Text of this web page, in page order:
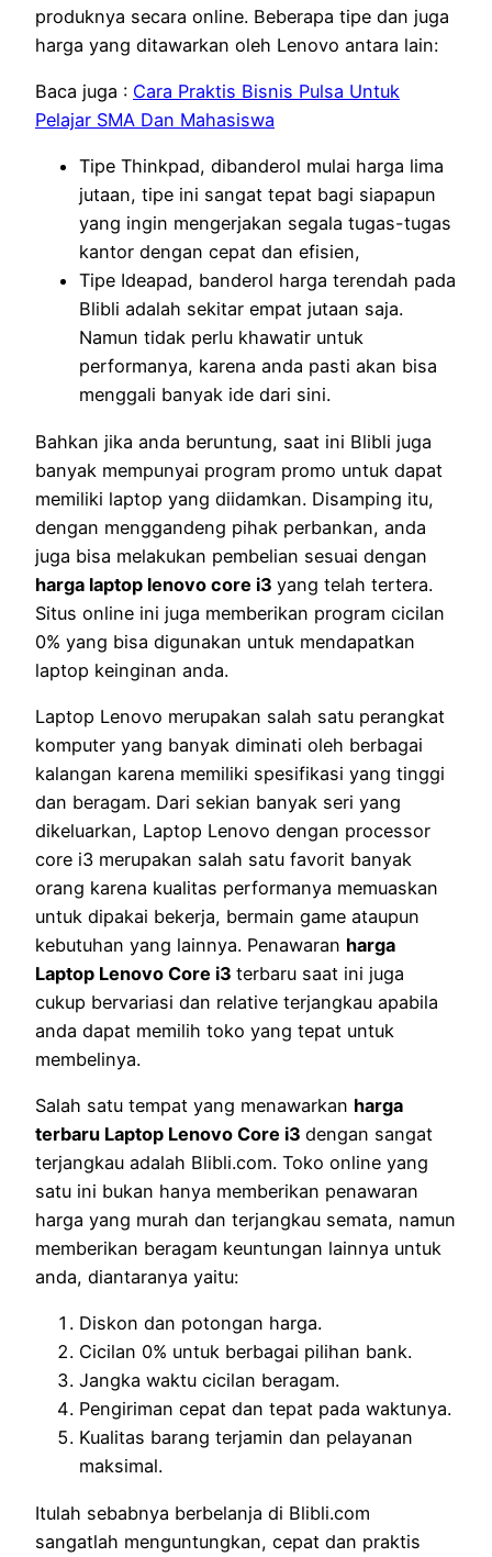
produknya secara online. Beberapa tipe dan juga
harga yang ditawarkan oleh Lenovo antara lain:
Baca juga : Cara Praktis Bisnis Pulsa Untuk
Pelajar SMA Dan Mahasiswa
Tipe Thinkpad, dibanderol mulai harga lima
jutaan, tipe ini sangat tepat bagi siapapun
yang ingin mengerjakan segala tugas-tugas
kantor dengan cepat dan efisien,
Tipe Ideapad, banderol harga terendah pada
Blibli adalah sekitar empat jutaan saja.
Namun tidak perlu khawatir untuk
performanya, karena anda pasti akan bisa
menggali banyak ide dari sini.
Bahkan jika anda beruntung, saat ini Blibli juga
banyak mempunyai program promo untuk dapat
memiliki laptop yang diidamkan. Disamping itu,
dengan menggandeng pihak perbankan, anda
juga bisa melakukan pembelian sesuai dengan
harga laptop lenovo core i3 yang telah tertera.
Situs online ini juga memberikan program cicilan
0% yang bisa digunakan untuk mendapatkan
laptop keinginan anda.
Laptop Lenovo merupakan salah satu perangkat
komputer yang banyak diminati oleh berbagai
kalangan karena memiliki spesifikasi yang tinggi
dan beragam. Dari sekian banyak seri yang
dikeluarkan, Laptop Lenovo dengan processor
core i3 merupakan salah satu favorit banyak
orang karena kualitas performanya memuaskan
untuk dipakai bekerja, bermain game ataupun
kebutuhan yang lainnya. Penawaran harga
Laptop Lenovo Core i3 terbaru saat ini juga
cukup bervariasi dan relative terjangkau apabila
anda dapat memilih toko yang tepat untuk
membelinya.
Salah satu tempat yang menawarkan harga
terbaru Laptop Lenovo Core i3 dengan sangat
terjangkau adalah Blibli.com. Toko online yang
satu ini bukan hanya memberikan penawaran
harga yang murah dan terjangkau semata, namun
memberikan beragam keuntungan lainnya untuk
anda, diantaranya yaitu:
Diskon dan potongan harga.
Cicilan 0% untuk berbagai pilihan bank.
Jangka waktu cicilan beragam.
Pengiriman cepat dan tepat pada waktunya.
Kualitas barang terjamin dan pelayanan
maksimal.
Itulah sebabnya berbelanja di Blibli.com
sangatlah menguntungkan, cepat dan praktis